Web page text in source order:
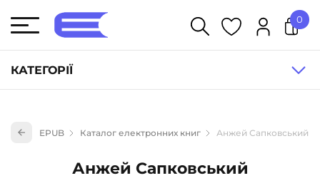
КАТЕГОРІЇ
Книги для дітей (835)
Книги для підлітків (240)
0
EPUB Каталог електронних книг Анжей Сапковський
Анжей Сапковський